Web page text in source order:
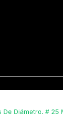
De Diámetro. # 25